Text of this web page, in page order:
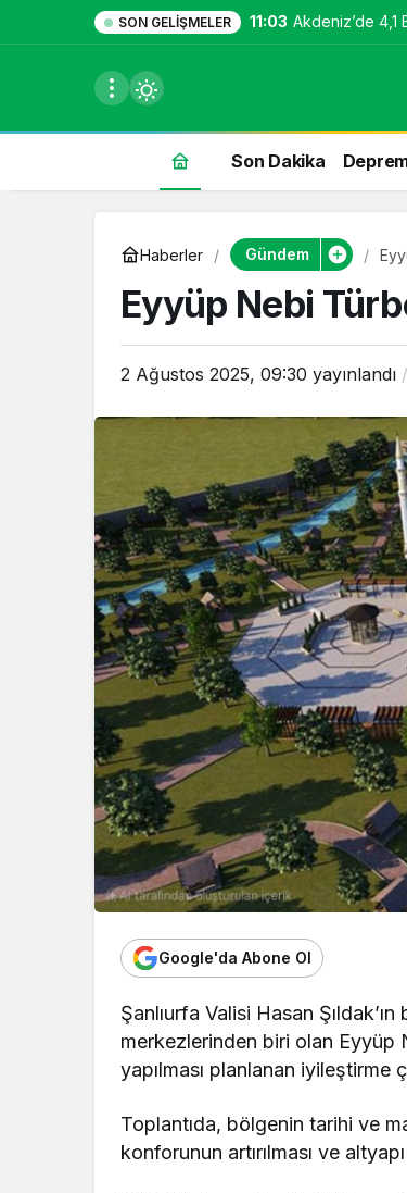
SON GELIŞMELER 11:03 Akdeniz’de 4,1
Son Dakika
Haberler Gündem
Eyyüp Nebi
2 Ağustos 2025, 09:30 yayınlandı
Google'da Abone Ol
Şanlıurfa Valisi Hasan
merkezlerinden biri olan Eyyüp
yapılması planlanan iyileştirme
Toplantıda, bölgenin tarihi ve
konforunun artırılması ve